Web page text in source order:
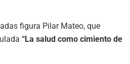
figura Pilar Mateo, que
“La salud como cimiento de